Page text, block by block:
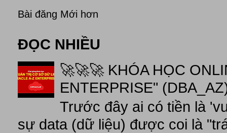
Bài đăng Mới hơn
ĐỌC NHIỀU
🚀🚀🚀 KHÓA HỌC
ENTERPRISE"
Trước đây ai có tiền là
sự data (dữ liệu) được coi là